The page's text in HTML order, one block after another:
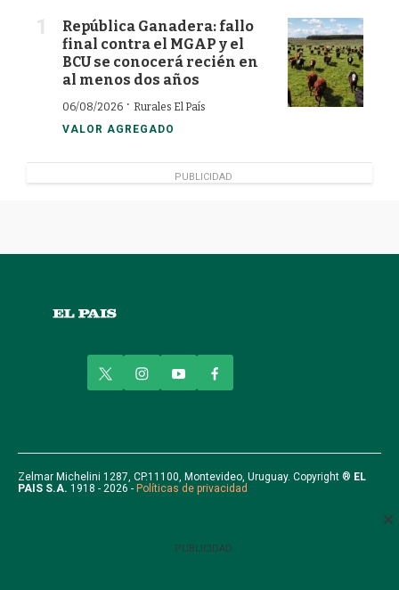
República Ganadera: fallo
final contra el MGAP y el
BCU se conocerá recién en
al menos dos años
06/08/2026 · Rurales El País
VALOR AGREGADO
PUBLICIDAD
PUBLICIDAD
w
r
i
n
r
a
y
o
e
a
o
k
Zelmar Michelini 1287, CP.11100, Montevideo, Uruguay. Copyright ® EL
PAIS S.A. 1918 - 2026 - Políticas de privacidad